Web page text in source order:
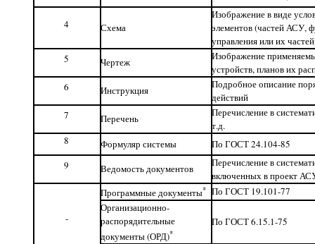
4 Схема
Изображение в виде
элементов (частей АСУ,
управления или их
5
Чертеж
Изображение
устройств, планов их
6
Инструкция
Подробное описание
действий
7
Перечень
Перечисление в
т.д.
8
Формуляр системы
По ГОСТ 24.104-85
9
Ведомость документов
Перечисление в
включенных в проект
-
Программные документы*
По ГОСТ 19.101-77
Организационно-
распорядительные
документы (ОРД)*
По ГОСТ 6.15.1-75